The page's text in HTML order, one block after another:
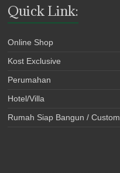
Quick Link:
Online Shop
Kost Exclusive
Perumahan
Hotel/Villa
Rumah Siap Bangun / Custom